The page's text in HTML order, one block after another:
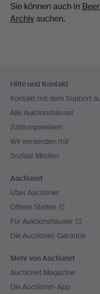
Sie können auch in
Archivsuchen.
Navigation
Hilfe und Kontakt
Kontakt mit dem Support
Alle Auktionshäuser
Zahlungsweisen
Wir versenden mit
Soziale Medien
Auctionet
Über Auctionet
Offene Stellen
Für Auktionshäuser
Die Auctionet-Garantie
Mehr von Auctionet
Auctionet Magazine
Die Auctionet-App